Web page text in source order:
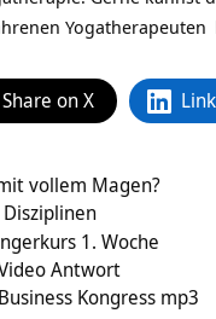
Yogatherapeuten
Share on X
vollem Magen?
1. Woche
Antwort
Kongress mp3